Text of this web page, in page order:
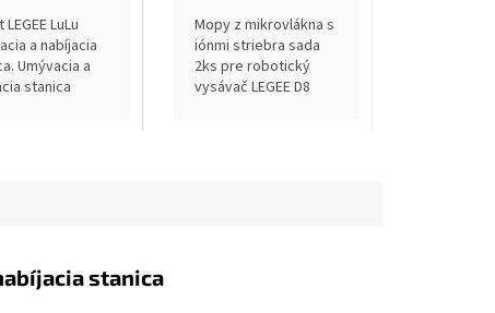
LuLu
a nabíjacia
Umývacia a
stanica
Mopy z mikrovlákna s
iónmi striebra sada
2ks pre robotický
vysávač LEGEE D8
stanica